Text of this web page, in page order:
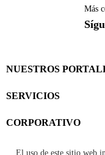
Más
NUESTROS
SERVICIOS
CORPORATIVO
El uso de este sitio web